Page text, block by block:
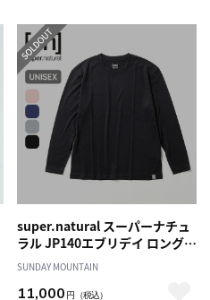
super.natural スーパーナチュ
ラル JP140エブリデイ ロングス
リーブTシャツ ユニセックス
SUNDAY MOUNTAIN
11,000 円 （税込）